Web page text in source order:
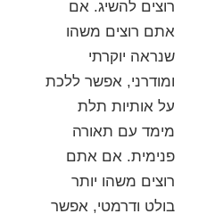
רוצים להשיג. אם
אתם רוצים משהו
שנראה יוקרתי
ומודרני, אפשר ללכת
על אותיות תלת
מימד עם תאורה
פנימית. אם אתם
רוצים משהו יותר
בולט ודרמטי, אפשר